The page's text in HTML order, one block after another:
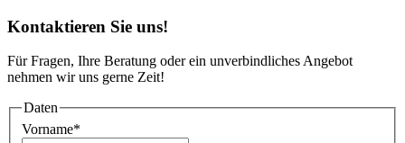
Kontaktieren Sie uns!
Für Fragen, Ihre Beratung oder ein unverbindliches Angebot
nehmen wir uns gerne Zeit!
Daten
Vorname*